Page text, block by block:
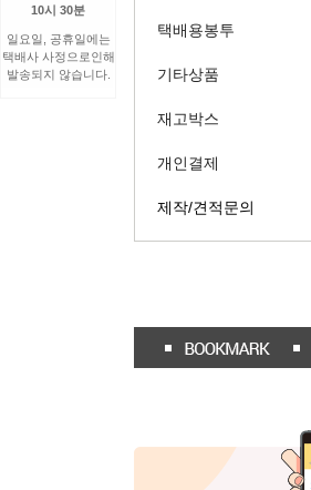
10시 30분
일요일, 공휴일에는
택배사 사정으로인해
발송되지 않습니다.
택배용봉투
기타상품
재고박스
개인결제
제작/견적문의